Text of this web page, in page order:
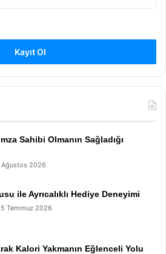
Kayıt Ol
Sahibi Olmanın Sağladığı
Ağustos 2026
ile Ayrıcalıklı Hediye Deneyimi
Temmuz 2026
Kalori Yakmanın Eğlenceli Yolu